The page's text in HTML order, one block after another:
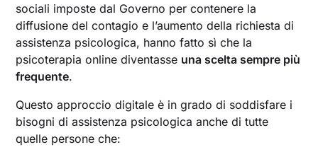
sociali imposte dal Governo per contenere la
diffusione del contagio e l’aumento della richiesta di
assistenza psicologica, hanno fatto sì che la
psicoterapia online diventasse una scelta sempre più
frequente.
Questo approccio digitale è in grado di soddisfare i
bisogni di assistenza psicologica anche di tutte
quelle persone che: